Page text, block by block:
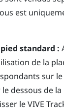
est
standard :
de la
sur le
dessous de
leVIVE